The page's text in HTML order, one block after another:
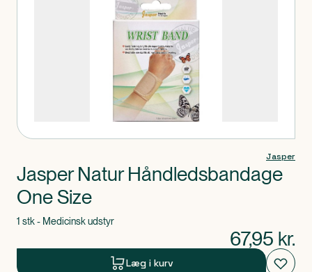
Jasper
Jasper Natur Håndledsbandage
One Size
1 stk - Medicinsk udstyr
67,95 kr.
Læg i kurv